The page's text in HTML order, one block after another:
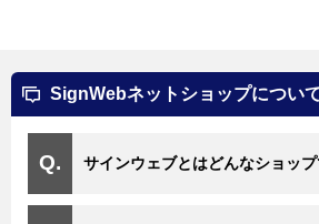
SignWebネットショップについ
サインウェブとはどんなショップ